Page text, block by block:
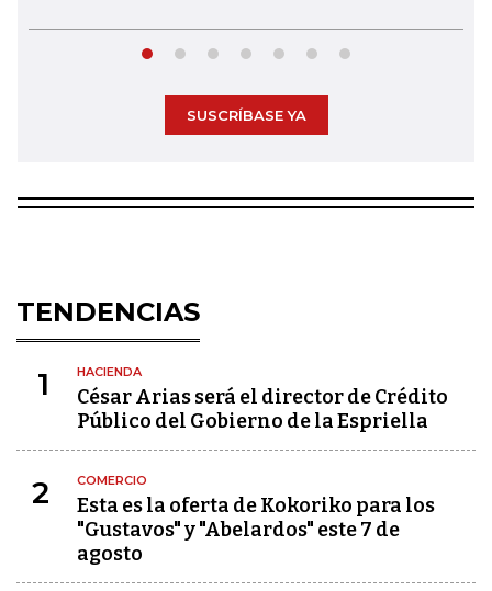
SUSCRÍBASE YA
TENDENCIAS
1 HACIENDA
César Arias será el director de Crédito
Público del Gobierno de la Espriella
2 COMERCIO
Esta es la oferta de Kokoriko para los
"Gustavos" y "Abelardos" este 7 de
agosto